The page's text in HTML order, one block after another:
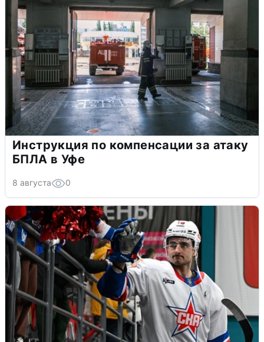
Инструкция по компенсации за атаку
БПЛА в Уфе
8 августа 0